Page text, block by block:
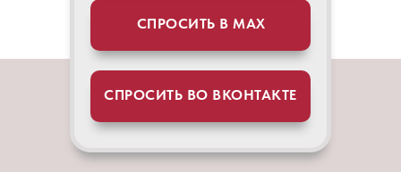
СПРОСИТЬ В МАХ
СПРОСИТЬ ВО ВКОНТАКТЕ